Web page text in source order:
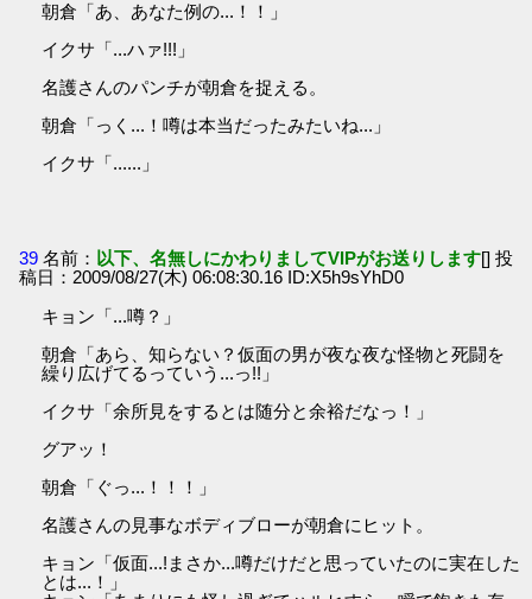
朝倉「あ、あなた例の...！！」
イクサ「...ハァ!!!」
名護さんのパンチが朝倉を捉える。
朝倉「っく...！噂は本当だったみたいね...」
イクサ「......」
39 名前： 以下、名無しにかわりましてVIPがお送りします[] 投
稿日：2009/08/27(木) 06:08:30.16 ID:X5h9sYhD0
キョン「...噂？」
朝倉「あら、知らない？仮面の男が夜な夜な怪物と死闘を
繰り広げてるっていう...っ!!」
イクサ「余所見をするとは随分と余裕だなっ！」
グアッ！
朝倉「ぐっ...！！！」
名護さんの見事なボディブローが朝倉にヒット。
キョン「仮面...!まさか...噂だけだと思っていたのに実在した
とは...！」